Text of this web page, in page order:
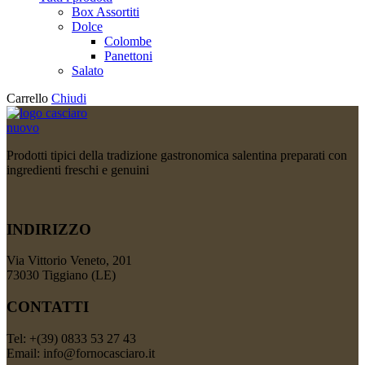
Box Assortiti
Dolce
Colombe
Panettoni
Salato
Carrello Chiudi
Prodotti tipici della tradizione gastronomica salentina preparati con
ingredienti freschi e genuini
INDIRIZZO
Via Vittorio Veneto, 201
73030 Tiggiano (LE)
CONTATTI
Tel: +(39) 0833 53 27 43
Email: info@fornocasciaro.it